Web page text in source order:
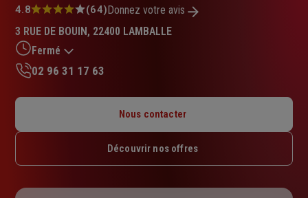
Note
4.8
sur
5
étoiles
4.8 (64)Donnez votre avis
3 RUE DE BOUIN, 22400 LAMBALLE
Fermé
Mardi : 09h – 12h / 14h – 18h
Jeudi : 09h – 12h / 14h – 18h
Dimanche : Fermé
02 96 31 17 63
Nous contacter
Découvrir nos offres